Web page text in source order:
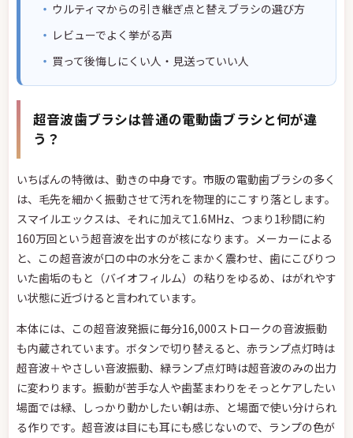
ウルティマからの引き継ぎ点と替えブラシの選び方
レビューでよく挙がる声
買って後悔しにくい人・見送っていい人
超音波歯ブラシは普通の電動歯ブラシと何が違
う？
いちばんの特徴は、動きの中身です。市販の電動歯ブラシの多く
は、毛先を細かく振動させて汚れを物理的にこすり落とします。
スマイルエックスは、それに加えて1.6MHz、つまり1秒間に約
160万回という超音波を出すのが核になります。メーカーによる
と、この超音波が口の中の水分をこまかく震わせ、歯にこびりつ
いた歯垢のもと（バイオフィルム）の粘りをゆるめ、はがれやす
い状態に近づけると言われています。
本体には、この超音波発振に毎分16,000ストロークの音波振動
も内蔵されています。ボタンで切り替えると、赤ランプ点灯時は
超音波＋やさしい音波振動、緑ランプ点灯時は超音波のみの出力
に変わります。振動が苦手な人や歯茎まわりをそっとケアしたい
場面では緑、しっかり動かしたい朝は赤、と場面で使い分けられ
る作りです。超音波は目にも耳にも感じないので、ランプの色が